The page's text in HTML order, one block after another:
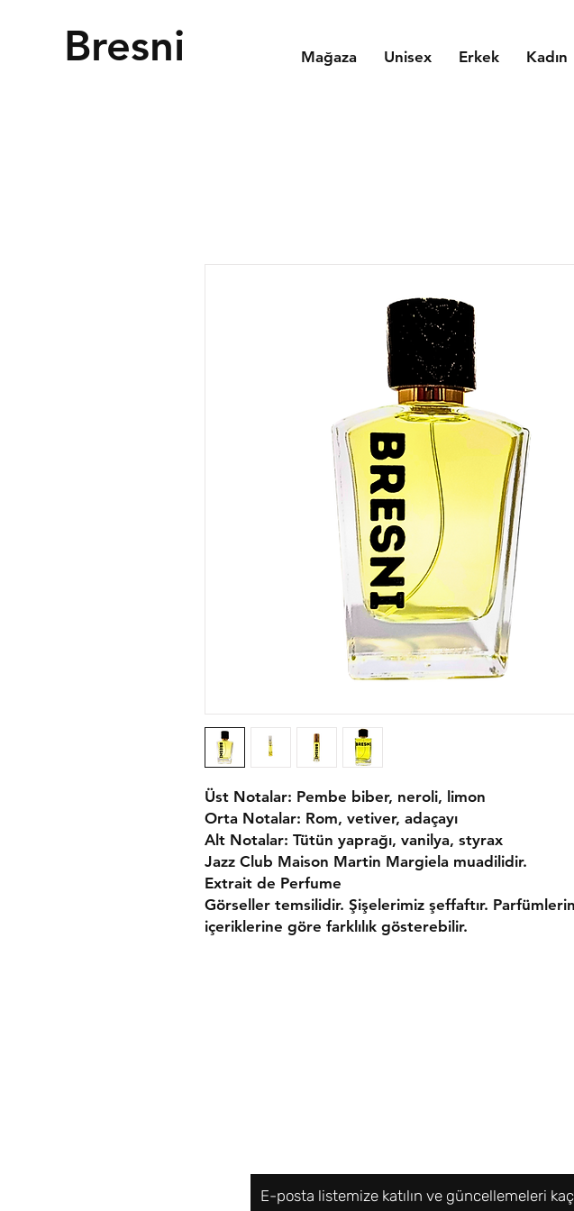
Bresni Mağaza Unisex Erkek Kadın
Üst Notalar: Pembe biber, neroli, limon
Orta Notalar: Rom, vetiver, adaçayı
Alt Notalar: Tütün yaprağı, vanilya, styrax
Jazz Club Maison Martin Margiela muadilidir.
Extrait de Perfume
Görseller temsilidir. Şişelerimiz şeffaftır.
içeriklerine göre farklılık gösterebilir.
E-posta listemize katılın ve güncellemeleri